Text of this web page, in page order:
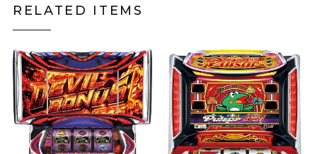
RELATED ITEMS